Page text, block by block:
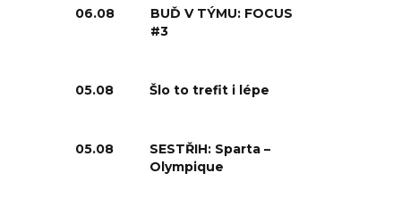
06.08
BUĎ V TÝMU: FOCUS
#3
05.08 Šlo to trefit i lépe
05.08
SESTŘIH: Sparta –
Olympique